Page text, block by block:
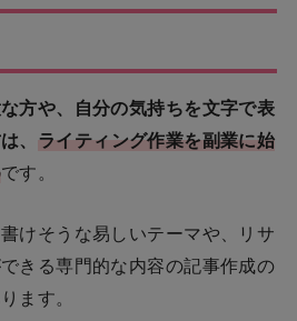
方や、自分の気持ちを文字で表
、 ライティング作業を副業に始
です。
けそうな易しいテーマや、リサ
きる専門的な内容の記事作成の
ます。